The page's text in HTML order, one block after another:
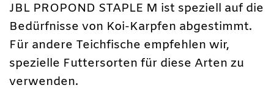
JBL PROPOND STAPLE M ist speziell auf die
Bedürfnisse von Koi-Karpfen abgestimmt.
Für andere Teichfische empfehlen wir,
spezielle Futtersorten für diese Arten zu
verwenden.